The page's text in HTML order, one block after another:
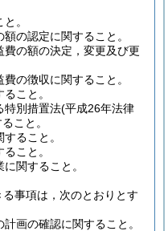
。
の認定に関すること。
の額の決定，変更及び更
の徴収に関すること。
こと。
特別措置法(平成26年法律
こと。
ること。
こと。
関すること。
る事項は，次のとおりとす
画の確認に関すること。